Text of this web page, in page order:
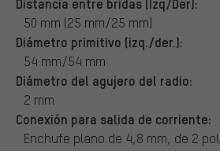
50 mm (25 mm/25 mm)
Diámetro primitivo (izq./der.):
54 mm/54 mm
Diámetro del agujero del radio:
2 mm
Conexión para salida de corriente:
Enchufe plano de 4,8 mm, de 2